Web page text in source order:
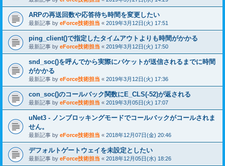
ARPの再送回数や応答待ち時間を変更したい
最新記事 by eForce技術担当 « 2019年3月12日(火) 17:51
ping_client()で指定したタイムアウトよりも時間がかかる
最新記事 by eForce技術担当 « 2019年3月12日(火) 17:50
snd_soc()を呼んでから実際にパケットが送信されるまでに時間
がかかる
最新記事 by eForce技術担当 « 2019年3月12日(火) 17:36
con_soc()のコールバック関数にE_CLS(-52)が返される
最新記事 by eForce技術担当 « 2019年3月05日(火) 17:07
uNet3 - ノンブロッキングモードでコールバックがコールされま
せん。
最新記事 by eForce技術担当 « 2018年12月07日(金) 20:46
デフォルトゲートウェイを未設定としたい
最新記事 by eForce技術担当 « 2018年12月05日(水) 18:26